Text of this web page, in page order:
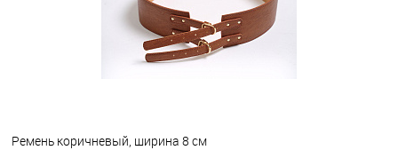
Ремень коричневый, ширина 8 см